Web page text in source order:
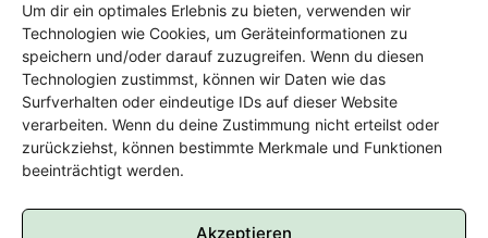
Um dir ein optimales Erlebnis zu bieten, verwenden wir
Technologien wie Cookies, um Geräteinformationen zu
speichern und/oder darauf zuzugreifen. Wenn du diesen
Technologien zustimmst, können wir Daten wie das
Surfverhalten oder eindeutige IDs auf dieser Website
verarbeiten. Wenn du deine Zustimmung nicht erteilst oder
zurückziehst, können bestimmte Merkmale und Funktionen
beeinträchtigt werden.
Akzeptieren
Offene Jugendarbeit - Easthouse
Tel:
09131–302259
E-Mail:oja@treffpunkt-roethelheimpark.de